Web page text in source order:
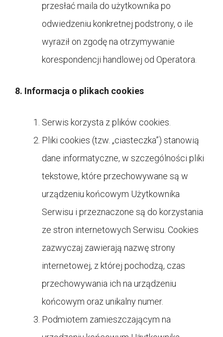
przesłać maila do użytkownika po
odwiedzeniu konkretnej podstrony, o ile
wyraził on zgodę na otrzymywanie
korespondencji handlowej od Operatora.
8. Informacja o plikach cookies
Serwis korzysta z plików cookies.
Pliki cookies (tzw. „ciasteczka”) stanowią
dane informatyczne, w szczególności pliki
tekstowe, które przechowywane są w
urządzeniu końcowym Użytkownika
Serwisu i przeznaczone są do korzystania
ze stron internetowych Serwisu. Cookies
zazwyczaj zawierają nazwę strony
internetowej, z której pochodzą, czas
przechowywania ich na urządzeniu
końcowym oraz unikalny numer.
Podmiotem zamieszczającym na